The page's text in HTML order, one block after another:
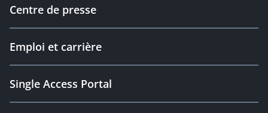
Centre de presse
Emploi et carrière
Single Access Portal